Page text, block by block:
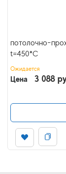
потолочно-
t=450*C
Ожидается
Цена 3 088